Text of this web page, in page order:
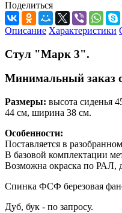
Поделиться
Описание Характеристики
Стул "Марк 3".
Минимальный заказ
Размеры: высота сиденья
44 см, ширина 38 см.
Особенности:
Поставляется в
В базовой комплектации
Возможна окраска по РАЛ,
Спинка ФСФ березовая
Дуб, бук - по запросу.